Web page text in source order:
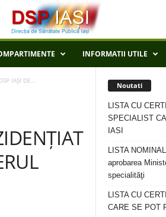
INFORMATII UTILE
IAȘI DE...
Noutati
LISTA CU
SPECIALIST
IASI
LISTA
aprobarea
specialităţi
LISTA CU
CARE SE POT